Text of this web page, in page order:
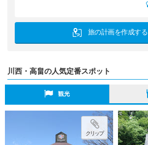
旅の計画を作成する
川西・高畠の人気定番スポット
観光
クリップ